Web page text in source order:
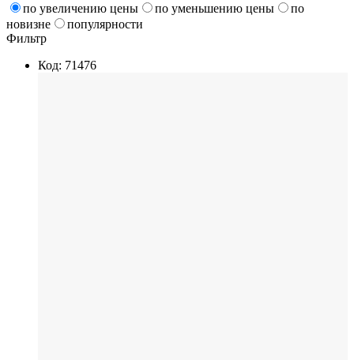
по увеличению цены
по уменьшению цены
по
новизне
популярности
Фильтр
Код: 71476